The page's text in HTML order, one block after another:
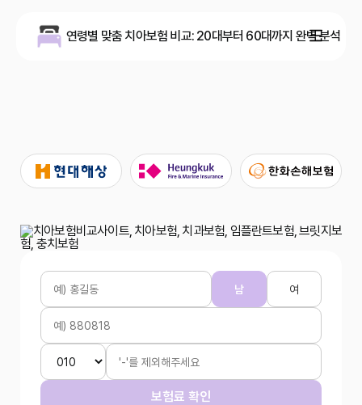
연령별 맞춤 치아보험 비교: 20대부터 60대까지 완벽 분석
남 여
보험료 확인